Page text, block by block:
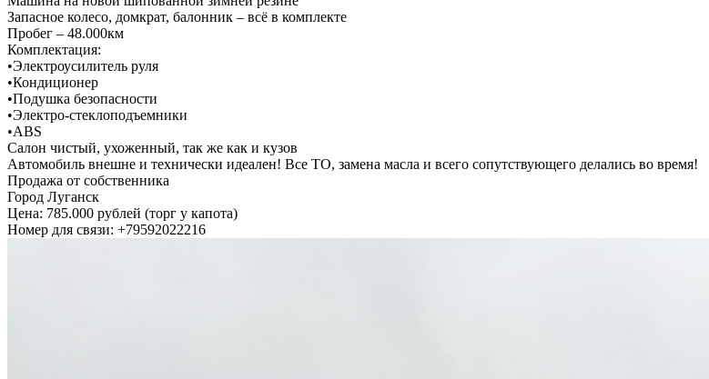
Запасное колесо, домкрат, балонник – всё в комплекте
Пробег – 48.000км
Комплектация:
•Электроусилитель руля
•Кондиционер
•Подушка безопасности
•Электро-стеклоподъемники
•АBS
Салон чистый, ухоженный, так же как и кузов
Автомобиль внешне и технически идеален! Все ТО, замена масла и всего сопутствующего делались во время!
Продажа от собственника
Город Луганск
Цена: 785.000 рублей (торг у капота)
Номер для связи: +79592022216